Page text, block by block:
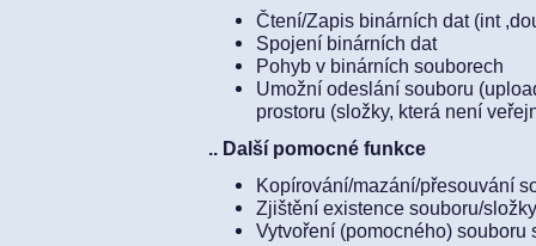
Čtení/Zapis binárních dat (int
Spojení binárních dat
Pohyb v binárních souborech
Umožní odeslání souboru
prostoru (složky, která není
.. Další pomocné funkce
Kopírování/mazání/přesouvání
Zjištění existence souboru/složky
Vytvoření (pomocného) souboru